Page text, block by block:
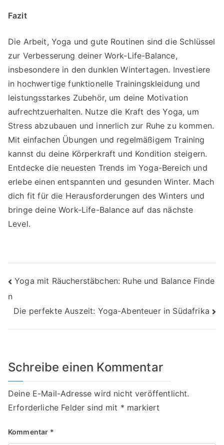
Fazit
Die Arbeit, Yoga und gute Routinen sind die Schlüssel
zur Verbesserung deiner Work-Life-Balance,
insbesondere in den dunklen Wintertagen. Investiere
in hochwertige funktionelle Trainingskleidung und
leistungsstarkes Zubehör, um deine Motivation
aufrechtzuerhalten. Nutze die Kraft des Yoga, um
Stress abzubauen und innerlich zur Ruhe zu kommen.
Mit einfachen Übungen und regelmäßigem Training
kannst du deine Körperkraft und Kondition steigern.
Entdecke die neuesten Trends im Yoga-Bereich und
erlebe einen entspannten und gesunden Winter. Mach
dich fit für die Herausforderungen des Winters und
bringe deine Work-Life-Balance auf das nächste
Level.
Beitragsnavigation
Yoga mit Räucherstäbchen: Ruhe und Balance Finde
n
Die perfekte Auszeit: Yoga-Abenteuer in Südafrika
Schreibe einen Kommentar
Deine E-Mail-Adresse wird nicht veröffentlicht.
Erforderliche Felder sind mit * markiert
Kommentar *